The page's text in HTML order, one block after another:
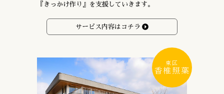
『きっかけ作り』を支援していきます。
サービス内容はコチラ
東区
香椎照葉